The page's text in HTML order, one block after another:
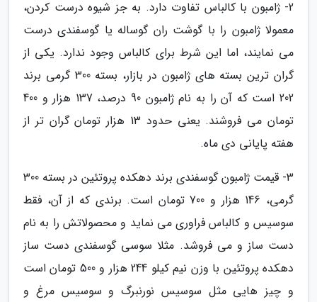
2- ژامبون با کالباس تفاوت دارد. به جز شیوه درست کردن،
معمولا ژامبون را با گوشت ران گوساله یا گوسفندی درست
می نمایند، اما این شرط برای کالباس وجود ندارد. یکی از
گران ترین بسته های ژامبون در بازار، بسته 300 گرمی برند
202 است که آن را به نام ژامبون 90 درصد، 137 هزار و 400
تومان می فروشند. یعنی حدود 13 هزار تومان گران تر از
هفته پایانی دی ماه.
3- قیمت ژامبون گوسفندی برند دهکده پروتئین در بسته 300
گرمی، 146 هزار و 700 تومان است. برندی که از آن، فقط
سوسیس و کالباس فراوری می نماید و محصولاتش را به نام
دست ساز و می فروشد. مثلا سوسی گوسفندی دست ساز
دهکده پروتئین با وزن نیم کیلو 244 هزار و 500 تومان است
و چیز هایی مثل سوسیس نورنبرگ و سوسیس مرغ و